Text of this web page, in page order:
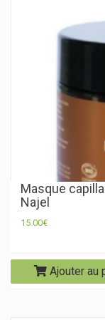
Masque
Najel
15.00€
Ajouter au